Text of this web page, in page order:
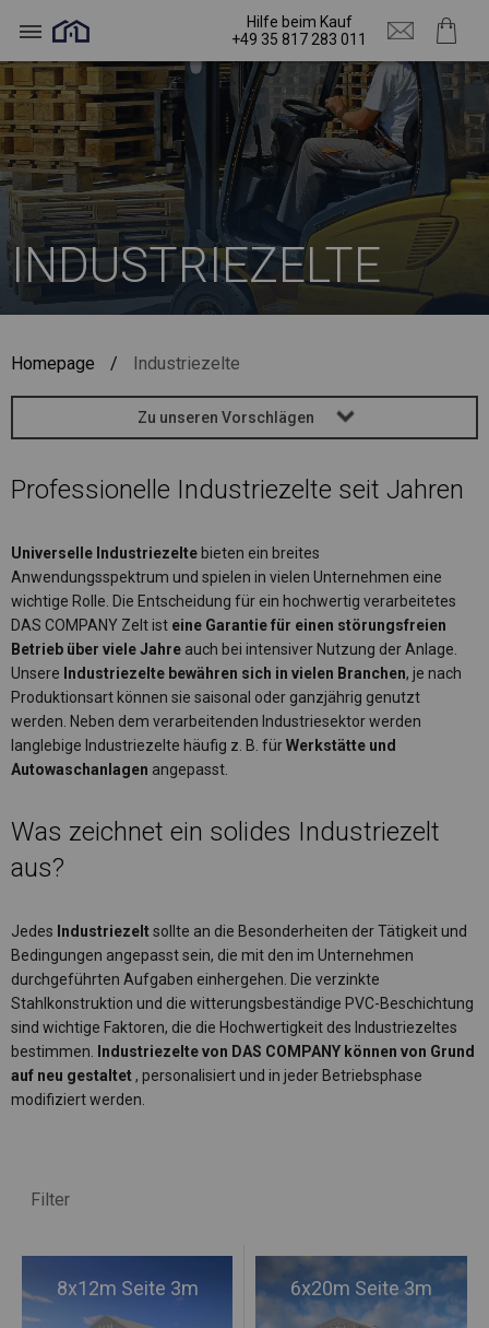
Hilfe beim Kauf
+49 35 817 283 011
INDUSTRIEZELTE
Homepage / Industriezelte
Zu unseren Vorschlägen
Professionelle Industriezelte seit Jahren
Universelle Industriezelte bieten ein breites
Anwendungsspektrum und spielen in vielen Unternehmen eine
wichtige Rolle. Die Entscheidung für ein hochwertig verarbeitetes
DAS COMPANY Zelt ist eine Garantie für einen störungsfreien
Betrieb über viele Jahre auch bei intensiver Nutzung der Anlage.
Unsere Industriezelte bewähren sich in vielen Branchen, je nach
Produktionsart können sie saisonal oder ganzjährig genutzt
werden. Neben dem verarbeitenden Industriesektor werden
langlebige Industriezelte häufig z. B. fürWerkstätte und
Autowaschanlagen angepasst.
Was zeichnet ein solides Industriezelt
aus?
Jedes Industriezeltsollte an die Besonderheiten der Tätigkeit und
Bedingungen angepasst sein, die mit den im Unternehmen
durchgeführten Aufgaben einhergehen. Die verzinkte
Stahlkonstruktion und die witterungsbeständige PVC-Beschichtung
sind wichtige Faktoren, die die Hochwertigkeit des Industriezeltes
bestimmen.
Industriezelte von DAS COMPANY können von Grund
auf neu gestaltet, personalisiert und in jeder Betriebsphase
modifiziert werden.
Filter
8x12m Seite 3m 6x20m Seite 3m